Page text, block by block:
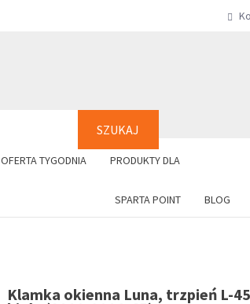
SZUKAJ
OFERTA TYGODNIA PRODUKTY DLA
SPARTA POINT BLOG
+48 61
Klamka okienna Luna, trzpień L-